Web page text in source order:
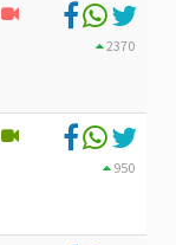
2370
950